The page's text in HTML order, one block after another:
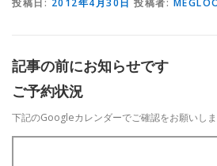
投稿日: 2012年4月30日 投稿者:
記事の前にお知らせです
ご予約状況
下記のGoogleカレンダーでご確認をお願いしま